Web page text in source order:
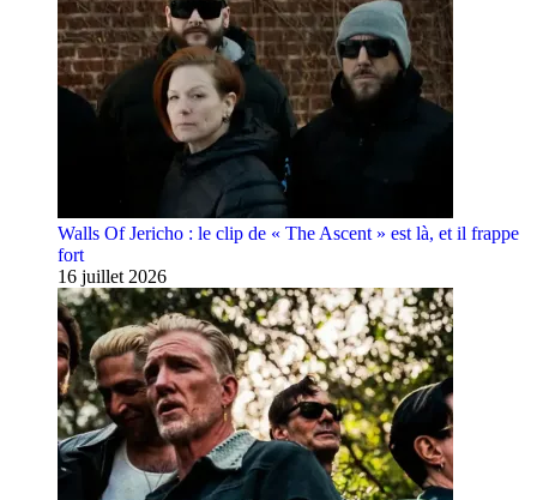
Walls Of Jericho : le clip de « The Ascent » est là, et il frappe
fort
16 juillet 2026